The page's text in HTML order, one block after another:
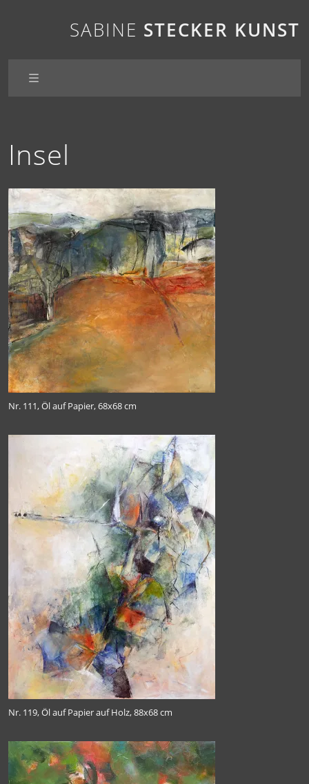
SABINE STECKER KUNST
Blickwinkel
Insel
Momente
Uferzonen
Verflochten
Verwandelt
TUHH 2019
Kunst Offen 2018
Kunst Offen 2017
Insel
Nr. 111, Öl auf Papier, 68x68 cm
Nr. 119, Öl auf Papier auf Holz, 88x68 cm